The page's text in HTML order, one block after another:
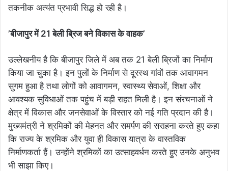
तकनीक अत्यंत प्रभावी सिद्ध हो रही है।
’बीजापुर में 21 बेली ब्रिज बने विकास के वाहक’
उल्लेखनीय है कि बीजापुर जिले में अब तक 21 बेली ब्रिजों का निर्माण
किया जा चुका है। इन पुलों के निर्माण से दूरस्थ गांवों तक आवागमन
सुगम हुआ है तथा लोगों को आवागमन, स्वास्थ्य सेवाओं, शिक्षा और
आवश्यक सुविधाओं तक पहुंच में बड़ी राहत मिली है। इन संरचनाओं ने
क्षेत्र में विकास और जनसेवाओं के विस्तार को नई गति प्रदान की है।
मुख्यमंत्री ने श्रमिकों की मेहनत और समर्पण की सराहना करते हुए कहा
कि राज्य के श्रमिक और युवा ही विकास यात्रा के वास्तविक
निर्माणकर्ता हैं। उन्होंने श्रमिकों का उत्साहवर्धन करते हुए उनके अनुभव
भी साझा किए।